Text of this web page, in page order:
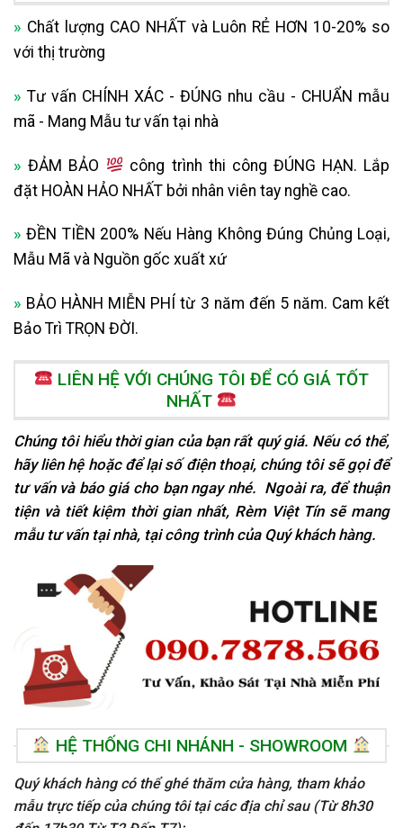
» Chất lượng CAO NHẤT và Luôn RẺ HƠN 10-20% so
với thị trường
» Tư vấn CHÍNH XÁC - ĐÚNG nhu cầu - CHUẨN mẫu
mã - Mang Mẫu tư vấn tại nhà
»ĐẢM BẢO
công trình thi công ĐÚNG HẠN. Lắp
đặt HOÀN HẢO NHẤT bởi nhân viên tay nghề cao.
»ĐỀN TIỀN 200% Nếu Hàng Không Đúng Chủng Loại,
Mẫu Mã và Nguồn gốc xuất xứ
» BẢO HÀNH MIỄN PHÍ từ 3 năm đến 5 năm. Cam kết
Bảo Trì TRỌN ĐỜI.
LIÊN HỆ VỚI CHÚNG TÔI ĐỂ CÓ GIÁ TỐT
NHẤT
Chúng tôi hiểu thời gian của bạn rất quý giá. Nếu có thể,
hãy liên hệ hoặc để lại số điện thoại, chúng tôi sẽ gọi để
tư vấn và báo giá cho bạn ngay nhé. Ngoài ra, để thuận
tiện và tiết kiệm thời gian nhất, Rèm Việt Tín sẽ mang
mẫu tư vấn tại nhà, tạicông trình của Quý khách hàng.
HỆ THỐNG CHI NHÁNH - SHOWROOM
Quý khách hàng có thể ghé thăm cửa hàng, tham khảo
mẫu trực tiếp của chúng tôi tại các địa chỉ sau (Từ 8h30